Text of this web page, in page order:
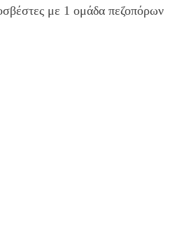
με 1 ομάδα πεζοπόρων